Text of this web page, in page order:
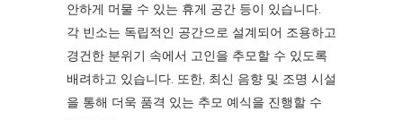
안하게 머물 수 있는 휴게 공간 등이 있습니다.
각 빈소는 독립적인 공간으로 설계되어 조용하고
경건한 분위기 속에서 고인을 추모할 수 있도록
배려하고 있습니다. 또한, 최신 음향 및 조명 시설
을 통해 더욱 품격 있는 추모 예식을 진행할 수